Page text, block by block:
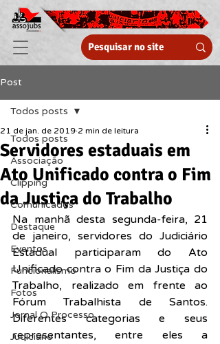
Post
Todos posts
Associação
Clipping
Comunicados
Destaque
Eventos
Funcionalismo
Fotos
Jornal O Processo
Judiciário
Todos posts
Servidores estaduais em
Ato Unificado contra o Fim
da Justiça do Trabalho
21 de jan. de 2019 2 min de leitura
Na manhã desta segunda-feira, 21
de janeiro, servidores do Judiciário
Estadual participaram do Ato
Unificado contra o Fim da Justiça do
Trabalho, realizado em frente ao
Fórum Trabalhista de Santos.
Diferentes categorias e seus
representantes, entre eles a